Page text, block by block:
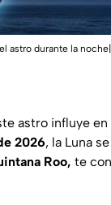
astro durante la
astro influye
2026, la Luna
Roo, te